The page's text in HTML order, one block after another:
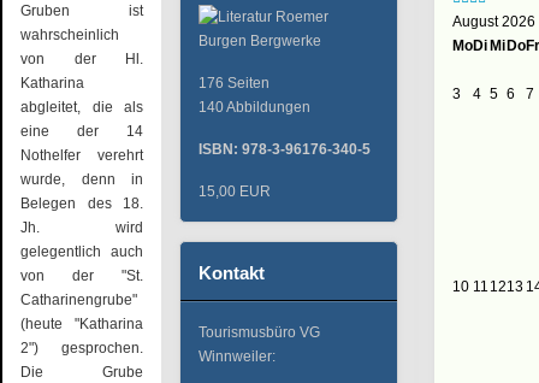
Gruben ist
wahrscheinlich
von der Hl.
Katharina
abgleitet, die als
eine der 14
Nothelfer verehrt
wurde, denn in
Belegen des 18.
Jh. wird
gelegentlich auch
von der "St.
Catharinengrube"
(heute "Katharina
2") gesprochen.
Die Grube
176 Seiten
140 Abbildungen
ISBN: 978-3-96176-340-5
15,00 EUR
Kontakt
Tourismusbüro VG
Winnweiler:
August 2026
MoDiMiDoFr
3 4 5 6 7
10 11 1213